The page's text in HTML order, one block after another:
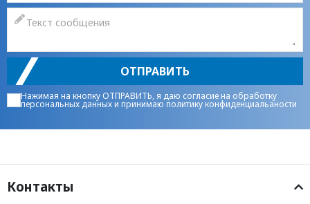
ОТПРАВИТЬ
Нажимая на кнопку ОТПРАВИТЬ, я даю согласие на обработку
персональных данныхи принимаюполитику конфиденциальаности
Контакты